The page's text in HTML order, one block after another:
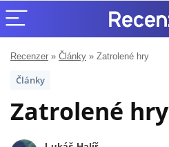
Recenzer » Články » Zatrolené hry
Články
Zatrolené hry